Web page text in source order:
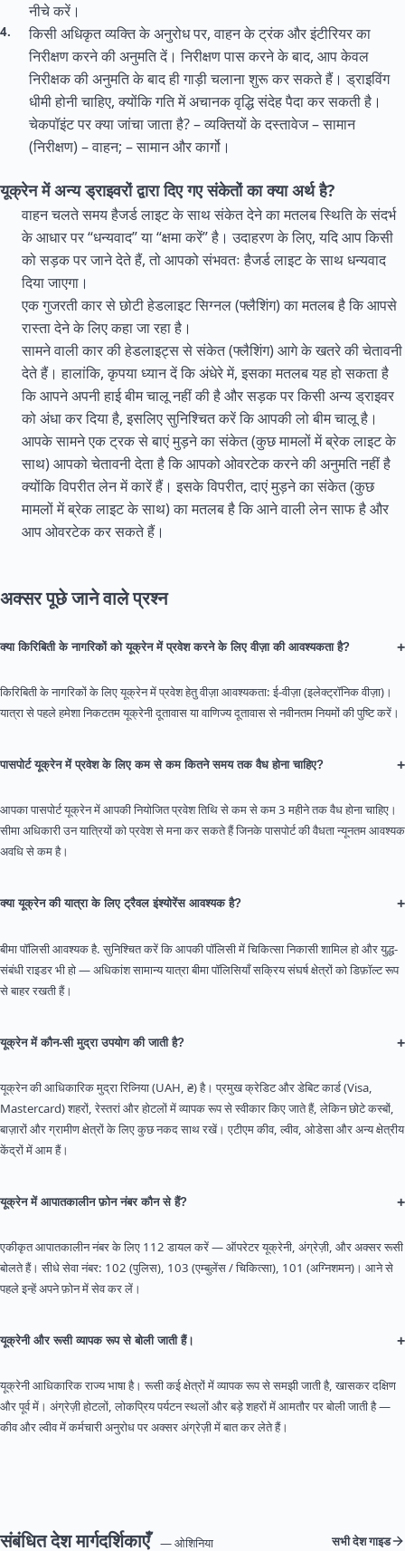
नीचे करें।
किसी अधिकृत व्यक्ति के अनुरोध पर, वाहन के ट्रंक और इंटीरियर का
निरीक्षण करने की अनुमति दें। निरीक्षण पास करने के बाद, आप केवल
निरीक्षक की अनुमति के बाद ही गाड़ी चलाना शुरू कर सकते हैं। ड्राइविंग
धीमी होनी चाहिए, क्योंकि गति में अचानक वृद्धि संदेह पैदा कर सकती है।
चेकपॉइंट पर क्या जांचा जाता है? – व्यक्तियों के दस्तावेज – सामान
(निरीक्षण) – वाहन; – सामान और कार्गो।
यूक्रेन में अन्य ड्राइवरों द्वारा दिए गए संकेतों का क्या अर्थ है?
वाहन चलते समय हैजर्ड लाइट के साथ संकेत देने का मतलब स्थिति के संदर्भ
के आधार पर “धन्यवाद” या “क्षमा करें” है। उदाहरण के लिए, यदि आप किसी
को सड़क पर जाने देते हैं, तो आपको संभवतः हैजर्ड लाइट के साथ धन्यवाद
दिया जाएगा।
एक गुजरती कार से छोटी हेडलाइट सिग्नल (फ्लैशिंग) का मतलब है कि आपसे
रास्ता देने के लिए कहा जा रहा है।
सामने वाली कार की हेडलाइट्स से संकेत (फ्लैशिंग) आगे के खतरे की चेतावनी
देते हैं। हालांकि, कृपया ध्यान दें कि अंधेरे में, इसका मतलब यह हो सकता है
कि आपने अपनी हाई बीम चालू नहीं की है और सड़क पर किसी अन्य ड्राइवर
को अंधा कर दिया है, इसलिए सुनिश्चित करें कि आपकी लो बीम चालू है।
आपके सामने एक ट्रक से बाएं मुड़ने का संकेत (कुछ मामलों में ब्रेक लाइट के
साथ) आपको चेतावनी देता है कि आपको ओवरटेक करने की अनुमति नहीं है
क्योंकि विपरीत लेन में कारें हैं। इसके विपरीत, दाएं मुड़ने का संकेत (कुछ
मामलों में ब्रेक लाइट के साथ) का मतलब है कि आने वाली लेन साफ है और
आप ओवरटेक कर सकते हैं।
अक्सर पूछे जाने वाले प्रश्न
क्या किरिबिती के नागरिकों को यूक्रेन में प्रवेश करने के लिए वीज़ा की आवश्यकता है? +
किरिबिती के नागरिकों के लिए यूक्रेन में प्रवेश हेतु वीज़ा आवश्यकता: ई-वीज़ा (इलेक्ट्रॉनिक वीज़ा)।
यात्रा से पहले हमेशा निकटतम यूक्रेनी दूतावास या वाणिज्य दूतावास से नवीनतम नियमों की पुष्टि करें।
पासपोर्ट यूक्रेन में प्रवेश के लिए कम से कम कितने समय तक वैध होना चाहिए? +
आपका पासपोर्ट यूक्रेन में आपकी नियोजित प्रवेश तिथि से कम से कम 3 महीने तक वैध होना चाहिए।
सीमा अधिकारी उन यात्रियों को प्रवेश से मना कर सकते हैं जिनके पासपोर्ट की वैधता न्यूनतम आवश्यक
अवधि से कम है।
क्या यूक्रेन की यात्रा के लिए ट्रैवल इंश्योरेंस आवश्यक है? +
बीमा पॉलिसी आवश्यक है. सुनिश्चित करें कि आपकी पॉलिसी में चिकित्सा निकासी शामिल हो और युद्ध-
संबंधी राइडर भी हो — अधिकांश सामान्य यात्रा बीमा पॉलिसियाँ सक्रिय संघर्ष क्षेत्रों को डिफ़ॉल्ट रूप
से बाहर रखती हैं।
यूक्रेन में कौन-सी मुद्रा उपयोग की जाती है? +
यूक्रेन की आधिकारिक मुद्रा रिव्निया (UAH, ₴) है। प्रमुख क्रेडिट और डेबिट कार्ड (Visa,
Mastercard) शहरों, रेस्तरां और होटलों में व्यापक रूप से स्वीकार किए जाते हैं, लेकिन छोटे कस्बों,
बाज़ारों और ग्रामीण क्षेत्रों के लिए कुछ नकद साथ रखें। एटीएम कीव, ल्वीव, ओडेसा और अन्य क्षेत्रीय
केंद्रों में आम हैं।
यूक्रेन में आपातकालीन फ़ोन नंबर कौन से हैं? +
एकीकृत आपातकालीन नंबर के लिए 112 डायल करें — ऑपरेटर यूक्रेनी, अंग्रेज़ी, और अक्सर रूसी
बोलते हैं। सीधे सेवा नंबर: 102 (पुलिस), 103 (एम्बुलेंस / चिकित्सा), 101 (अग्निशमन)। आने से
पहले इन्हें अपने फ़ोन में सेव कर लें।
यूक्रेनी और रूसी व्यापक रूप से बोली जाती हैं। +
यूक्रेनी आधिकारिक राज्य भाषा है। रूसी कई क्षेत्रों में व्यापक रूप से समझी जाती है, खासकर दक्षिण
और पूर्व में। अंग्रेज़ी होटलों, लोकप्रिय पर्यटन स्थलों और बड़े शहरों में आमतौर पर बोली जाती है —
कीव और ल्वीव में कर्मचारी अनुरोध पर अक्सर अंग्रेज़ी में बात कर लेते हैं।
संबंधित देश मार्गदर्शिकाएँ — ओशिनिया सभी देश गाइड